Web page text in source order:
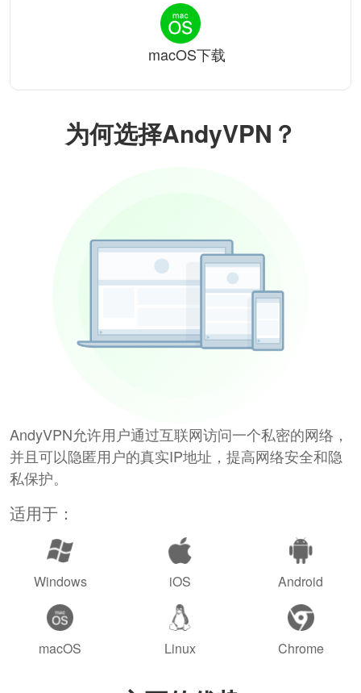
为何选择AndyVPN？
AndyVPN允许用户通过互联网访问一个私密的网络，
并且可以隐匿用户的真实IP地址，提高网络安全和隐
私保护。
适用于：
Windows iOS Android
macOS Linux Chrome
macOS下载